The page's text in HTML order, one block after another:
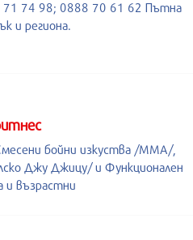
71 74 98; 0888 70 61 62 Пътна
и региона.
бойни изкуства /MMA/,
Джу Джицу/ и Функционален
и възрастни